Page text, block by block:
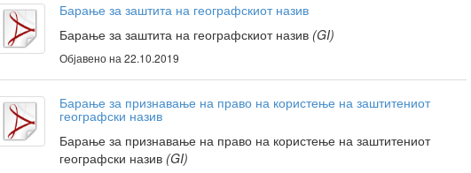
Барање за заштита на географскиот назив
Барање за заштита на географскиот назив (GI)
Објавено на 22.10.2019
Барање за признавање на право на користење на заштитениот
географски назив
Барање за признавање на право на користење на заштитениот
географски назив (GI)